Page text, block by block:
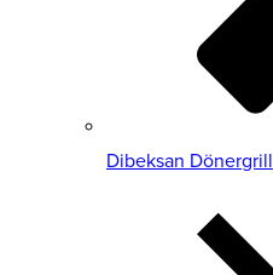
Dibeksan Dönergrill